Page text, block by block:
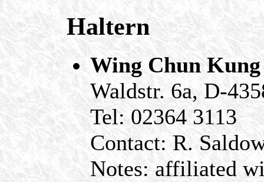
Haltern
Wing Chun
Waldstr. 6a, D-
Tel: 02364 3113
Contact: R.
Notes: affiliated